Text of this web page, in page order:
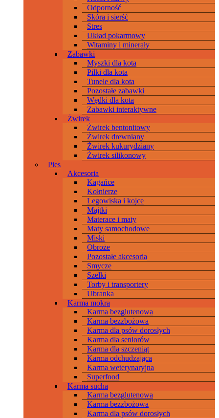
Odporność
Skóra i sierść
Stres
Układ pokarmowy
Witaminy i minerały
Zabawki
Myszki dla kota
Piłki dla kota
Tunele dla kota
Pozostałe zabawki
Wędki dla kota
Zabawki interaktywne
Żwirek
Żwirek bentonitowy
Żwirek drewniany
Żwirek kukurydziany
Żwirek silikonowy
Pies
Akcesoria
Kagańce
Kołnierze
Legowiska i kojce
Majtki
Materace i maty
Maty samochodowe
Miski
Obroże
Pozostałe akcesoria
Smycze
Szelki
Torby i transportery
Ubranka
Karma mokra
Karma bezglutenowa
Karma bezzbożowa
Karma dla psów dorosłych
Karma dla seniorów
Karma dla szczeniąt
Karma odchudzająca
Karma weterynaryjna
Superfood
Karma sucha
Karma bezglutenowa
Karma bezzbożowa
Karma dla psów dorosłych